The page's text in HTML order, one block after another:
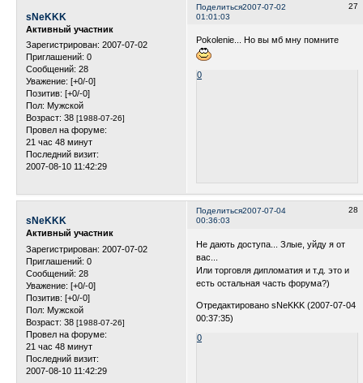
Поделиться 27
2007-07-02
01:01:03
sNeKKK
Активный участник
Зарегистрирован: 2007-07-02
Приглашений: 0
Сообщений: 28
Уважение: [+0/-0]
Позитив: [+0/-0]
Пол: Мужской
Возраст: 38 [1988-07-26]
Провел на форуме:
21 час 48 минут
Последний визит:
2007-08-10 11:42:29
Pokolenie... Но вы мб мну помните
0
Поделиться 28
2007-07-04
00:36:03
sNeKKK
Активный участник
Зарегистрирован: 2007-07-02
Приглашений: 0
Сообщений: 28
Уважение: [+0/-0]
Позитив: [+0/-0]
Пол: Мужской
Возраст: 38 [1988-07-26]
Провел на форуме:
21 час 48 минут
Последний визит:
2007-08-10 11:42:29
Не дають доступа... Злые, уйду я от
вас...
Или торговля дипломатия и т.д. это и
есть остальная часть форума?)
Отредактировано sNeKKK (2007-07-04
00:37:35)
0